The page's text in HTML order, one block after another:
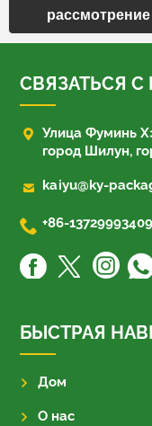
рассмотрение
СВЯЗАТЬСЯ С
 Улица Фуминь
город Шилун,
 kaiyu@ky-
 +86-13729993409
БЫСТРАЯ
Дом
О нас